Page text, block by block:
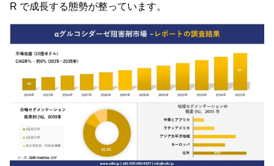
R で成長する態勢が整っています。